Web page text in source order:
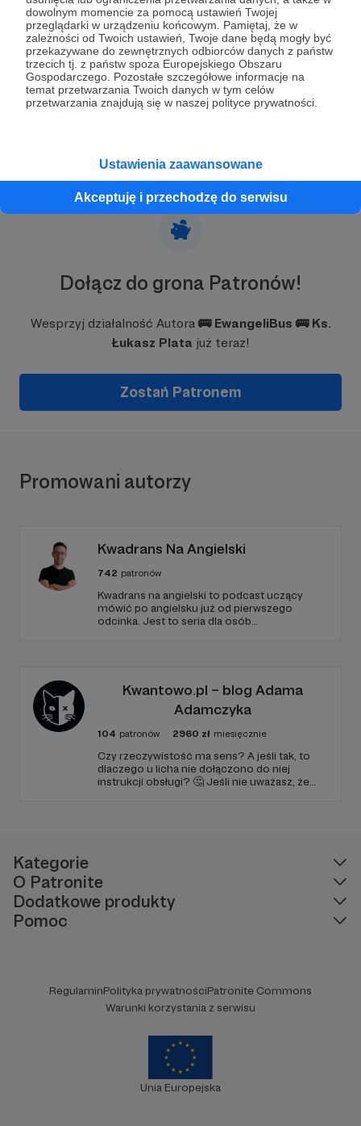
dowolnym momencie za pomocą ustawień Twojej
przeglądarki w urządzeniu końcowym. Pamiętaj, że w
zależności od Twoich ustawień, Twoje dane będą mogły być
przekazywane do zewnętrznych odbiorców danych z państw
trzecich tj. z państw spoza Europejskiego Obszaru
Gospodarczego. Pozostałe szczegółowe informacje na
temat przetwarzania Twoich danych w tym celów
przetwarzania znajdują się w naszej polityce prywatności.
Ustawienia zaawansowane
Akceptuję i przechodzę do serwisu
29.12.2023 ● Brak komentarzy
Podsumowanie roku 2023!
I bądźcie wdzięczni 😇
Dołącz do grona Patronów!
Wesprzyj działalność Autora 🚌 EwangeliBus 🚌 Ks.
Łukasz Plata już teraz!
Zostań Patronem
Promowani autorzy
Kwadrans Na Angielski
742 patronów
Kwadrans na angielski to podcast uczący
mówić po angielsku już od pierwszego
odcinka. Jest to seria dla osób
nowego odcinka co czwartek.
Kwantowo.pl – blog Adama
Adamczyka
104 patronów 2960 zł miesięcznie
Czy rzeczywistość ma sens? A jeśli tak, to
dlaczego u licha nie dołączono do niej
instrukcji obsługi? 🤔 Jeśli nie uważasz, że
Kategorie
O Patronite
Dodatkowe produkty
Pomoc
RegulaminPolityka prywatnościPatronite Commons
Warunki korzystania z serwisu
Unia Europejska